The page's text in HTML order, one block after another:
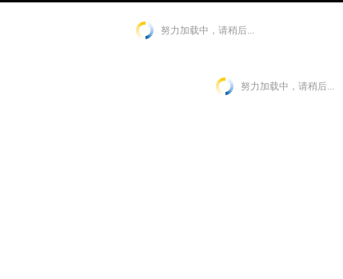
努力加载中，请稍后...
努力加载中，请稍后...